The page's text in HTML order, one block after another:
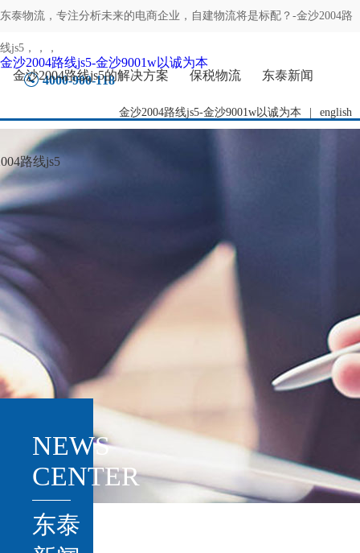
东泰物流，专注分析未来的电商企业，自建物流将是标配？-金沙2004路
线js5 ，，，
4000-900-118
金沙2004路线js5-金沙9001w以诚为本 english
金沙2004路线js5-金沙9001w以诚为本
金沙2004路线js5的解决方案
保税物流 东泰新闻
路线js5
NEWS
CENTER
东泰